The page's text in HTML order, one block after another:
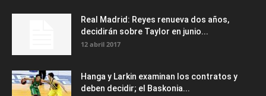
Real Madrid: Reyes renueva dos años,
decidirán sobre Taylor en junio...
12 abril 2017
Hanga y Larkin examinan los contratos y
deben decidir; el Baskonia...